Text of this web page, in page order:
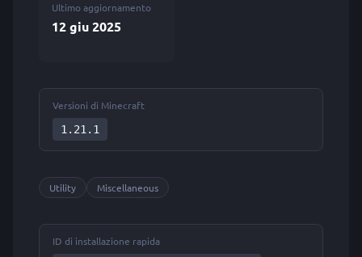
Ultimo aggiornamento
12 giu 2025
Versioni di Minecraft
1.21.1
Utility Miscellaneous
ID di installazione rapida